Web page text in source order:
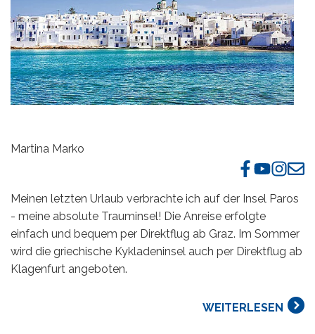
Martina Marko
Meinen letzten Urlaub verbrachte ich auf der Insel Paros
- meine absolute Trauminsel! Die Anreise erfolgte
einfach und bequem per Direktflug ab Graz. Im Sommer
wird die griechische Kykladeninsel auch per Direktflug ab
Klagenfurt angeboten.
WEITERLESEN